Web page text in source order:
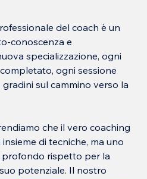
del coach è un
conoscenza e
specializzazione, ogni
ogni sessione
sul cammino verso la
che il vero coaching
di tecniche, ma uno
profondo rispetto per la
potenziale. Il nostro